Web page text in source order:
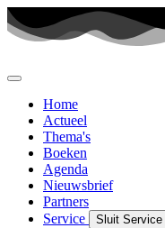
Ga
naar
Home
Actueel
Thema's
Boeken
Agenda
Nieuwsbrief
Partners
Service
Sluit Service